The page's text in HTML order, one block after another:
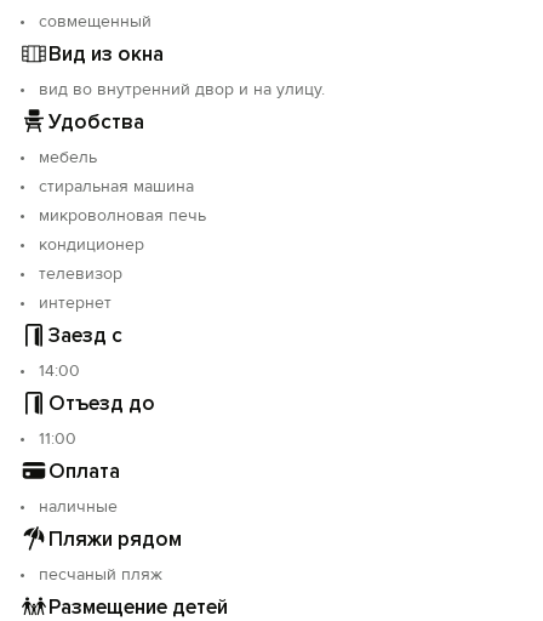
совмещенный
Вид из окна
вид во внутренний двор и на улицу.
Удобства
мебель
стиральная машина
микроволновая печь
кондиционер
телевизор
интернет
Заезд с
14:00
Отъезд до
11:00
Оплата
наличные
Пляжи рядом
песчаный пляж
Размещение детей